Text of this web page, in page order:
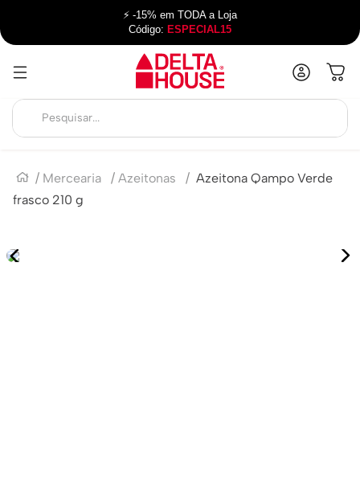
⚡ -15% em TODA a Loja
Código: ESPECIAL15
Mercearia Azeitonas
Azeitona Qampo Verde
frasco 210 g